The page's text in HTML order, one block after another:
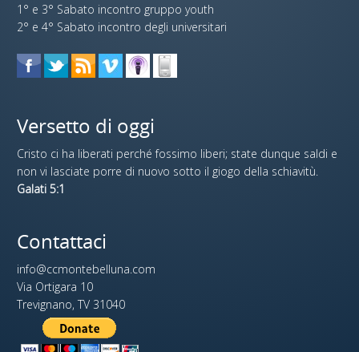
1° e 3° Sabato incontro gruppo youth
2° e 4° Sabato incontro degli universitari
Versetto di oggi
Cristo ci ha liberati perché fossimo liberi; state dunque saldi e
non vi lasciate porre di nuovo sotto il giogo della schiavitù.
Galati 5:1
Contattaci
info@ccmontebelluna.com
Via Ortigara 10
Trevignano, TV 31040